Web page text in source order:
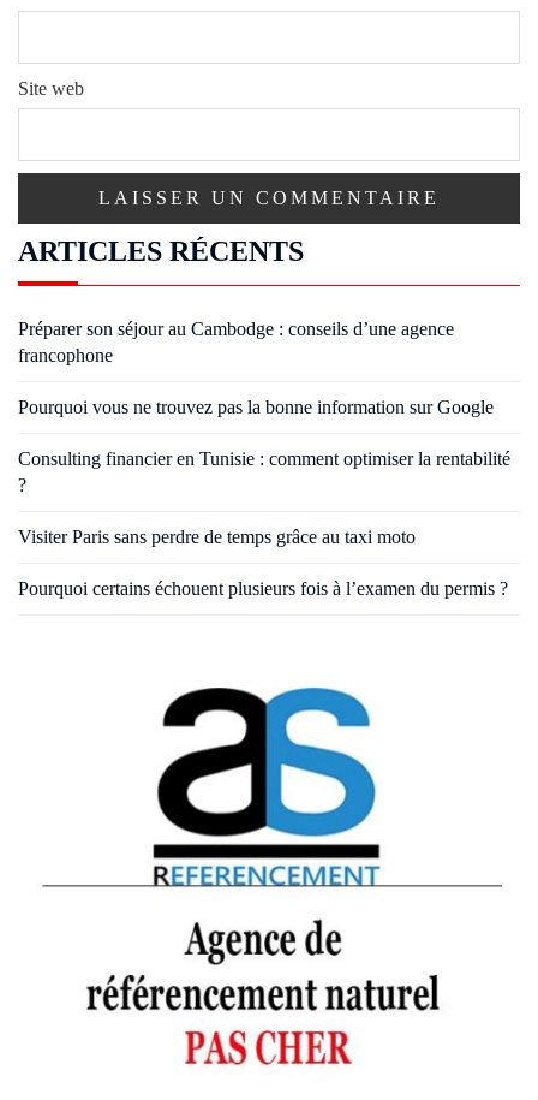
Site web
ARTICLES RÉCENTS
Préparer son séjour au Cambodge : conseils d’une agence
francophone
Pourquoi vous ne trouvez pas la bonne information sur Google
Consulting financier en Tunisie : comment optimiser la rentabilité
?
Visiter Paris sans perdre de temps grâce au taxi moto
Pourquoi certains échouent plusieurs fois à l’examen du permis ?